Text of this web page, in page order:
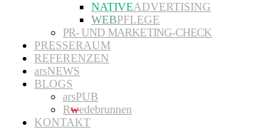
NATIVEADVERTISING
WEBPFLEGE
PR- UND MARKETING-CHECK
PRESSERAUM
REFERENZEN
arsNEWS
BLOGS
arsPUB
Rwedebrunnen
KONTAKT